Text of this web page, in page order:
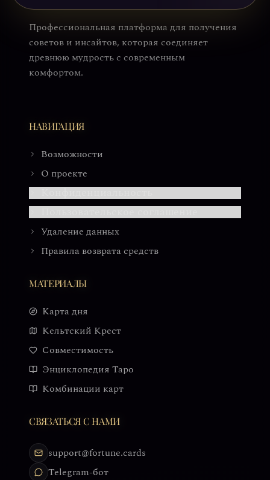
Профессиональная платформа для получения
советов и инсайтов, которая соединяет
древнюю мудрость с современным
комфортом.
НАВИГАЦИЯ
Возможности
О проекте
Удаление данных
Правила возврата средств
МАТЕРИАЛЫ
Карта дня
Кельтский Крест
Совместимость
Энциклопедия Таро
Комбинации карт
СВЯЗАТЬСЯ С НАМИ
support@fortune.cards
Telegram-бот